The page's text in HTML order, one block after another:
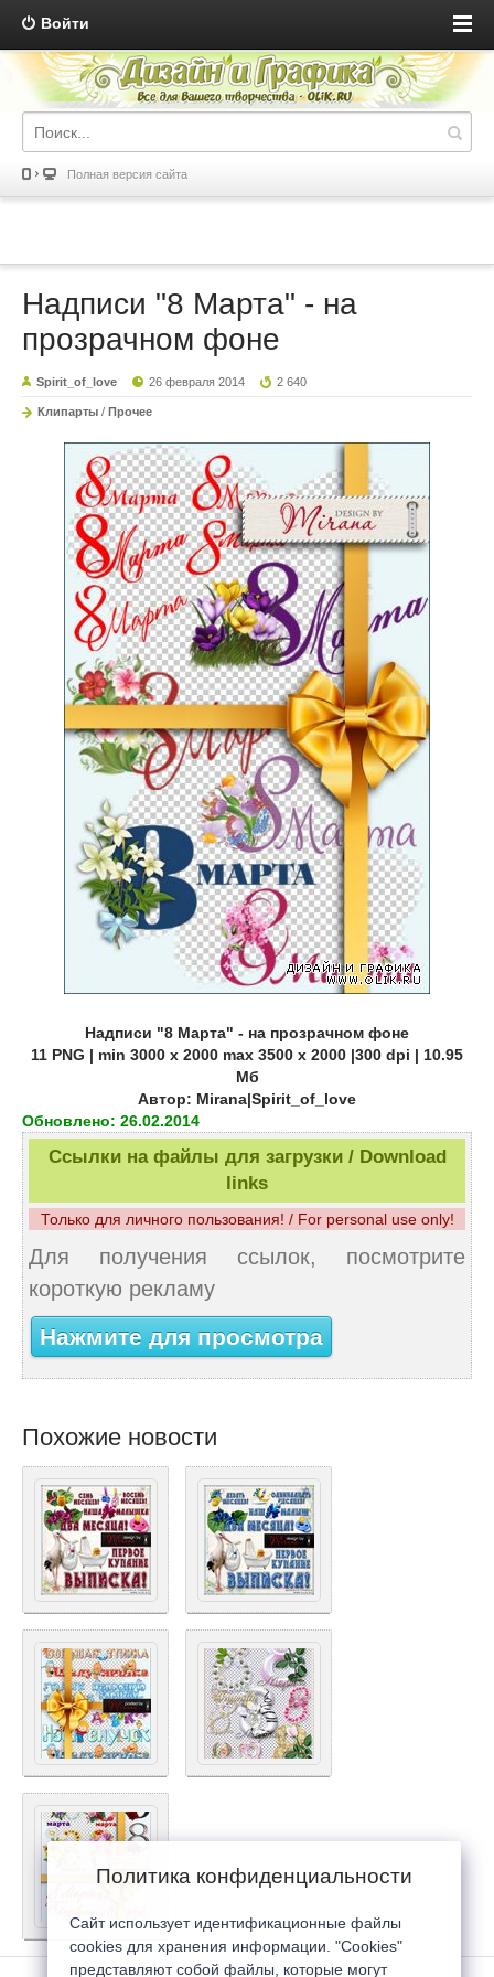
Войти
Полная версия сайта
Надписи "8 Марта" - на
прозрачном фоне
Spirit_of_love 26 февраля 2014 2 640
Клипарты / Прочее
Надписи "8 Марта" - на прозрачном фоне
11 PNG | min 3000 x 2000 max 3500 x 2000 |300 dpi | 10.95
Мб
Автор: Mirana|Spirit_of_love
Обновлено: 26.02.2014
Ссылки на файлы для загрузки / Download
links
Только для личного пользования! / For personal use only!
Для получения ссылок, посмотрите
короткую рекламу
Нажмите для просмотра
Похожие новости
Политика конфиденциальности
Сайт использует идентификационные файлы
cookies для хранения информации. "Cookies"
представляют собой файлы, которые могут